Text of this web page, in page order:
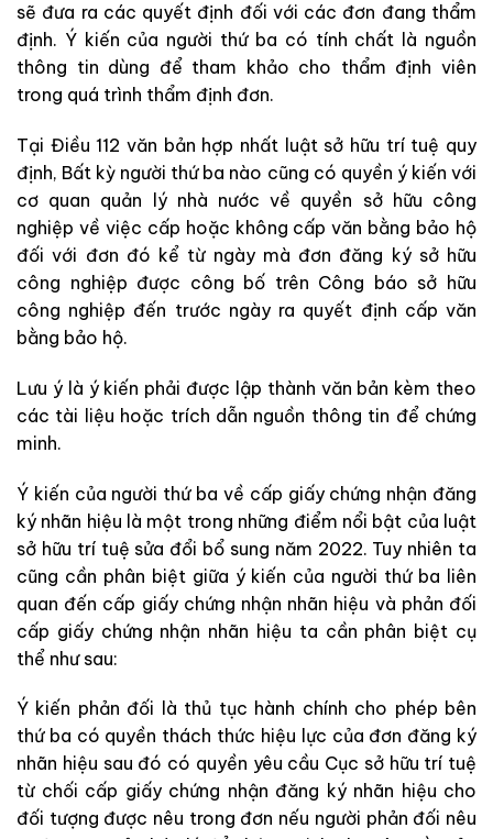
sẽ đưa ra các quyết định đối với các đơn đang thẩm
định. Ý kiến của người thứ ba có tính chất là nguồn
thông tin dùng để tham khảo cho thẩm định viên
trong quá trình thẩm định đơn.
Tại Điều 112 văn bản hợp nhất luật sở hữu trí tuệ quy
định, Bất kỳ người thứ ba nào cũng có quyền ý kiến với
cơ quan quản lý nhà nước về quyền sở hữu công
nghiệp về việc cấp hoặc không cấp văn bằng bảo hộ
đối với đơn đó kể từ ngày mà đơn đăng ký sở hữu
công nghiệp được công bố trên Công báo sở hữu
công nghiệp đến trước ngày ra quyết định cấp văn
bằng bảo hộ.
Lưu ý là ý kiến phải được lập thành văn bản kèm theo
các tài liệu hoặc trích dẫn nguồn thông tin để chứng
minh.
Ý kiến của người thứ ba về cấp giấy chứng nhận đăng
ký nhãn hiệu là một trong những điểm nổi bật của luật
sở hữu trí tuệ sửa đổi bổ sung năm 2022. Tuy nhiên ta
cũng cần phân biệt giữa ý kiến của người thứ ba liên
quan đến cấp giấy chứng nhận nhãn hiệu và phản đối
cấp giấy chứng nhận nhãn hiệu ta cần phân biệt cụ
thể như sau:
Ý kiến phản đối là thủ tục hành chính cho phép bên
thứ ba có quyền thách thức hiệu lực của đơn đăng ký
nhãn hiệu sau đó có quyền yêu cầu Cục sở hữu trí tuệ
từ chối cấp giấy chứng nhận đăng ký nhãn hiệu cho
đối tượng được nêu trong đơn nếu người phản đối nêu